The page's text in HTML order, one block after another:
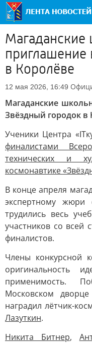
Магаданские
приглашение
в Королёве
12 мая 2026, 16:49
Магаданские
Звёздный городок в
Ученики Центра
финалистами
технических и
космонавтике
В конце апреля
экспертному жюри
трудились весь
участников со всей
финалистов.
Члены конкурсной
оригинальность
применимость.
Московском
наградил лётчик-
Лазуткин.
Никита Битнер,